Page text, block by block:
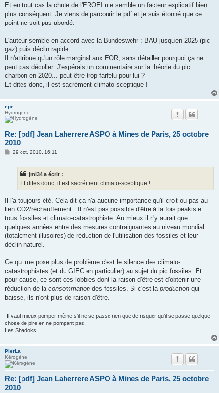
Et en tout cas la chute de l'EROEI me semble un facteur explicatif bien
plus conséquent. Je viens de parcourir le pdf et je suis étonné que ce
point ne soit pas abordé.
L'auteur semble en accord avec la Bundeswehr : BAU jusqu'en 2025 (pic
gaz) puis déclin rapide.
Il n'attribue qu'un rôle marginal aux EOR, sans détailler pourquoi ça ne
peut pas décoller. J'espérais un commentaire sur la théorie du pic
charbon en 2020... peut-être trop farfelu pour lui ?
Et dites donc, il est sacrément climato-sceptique !
epe
Hydrogène
Re: [pdf] Jean Laherrere ASPO à Mines de Paris, 25 octobre
2010
M29 oct. 2010, 16:11
jml34 a écrit :
Et dites donc, il est sacrément climato-sceptique !
Il l'a toujours été. Cela dit ça n'a aucune importance qu'il croit ou pas au
lien CO2/réchauffement : Il n'est pas possible d'être à la fois peakiste
tous fossiles et climato-catastrophiste. Au mieux il n'y aurait que
quelques années entre des mesures contraignantes au niveau mondial
(totalement illusoires) de réduction de l'utilisation des fossiles et leur
déclin naturel.
Ce qui me pose plus de problème c'est le silence des climato-
catastrophistes (et du GIEC en particulier) au sujet du pic fossiles. Et
pour cause, ce sont des lobbies dont la raison d'être est d'obtenir une
réduction de la consommation des fossiles. Si c'est la production qui
baisse, ils n'ont plus de raison d'être.
-Il vaut mieux pomper même s'il ne se passe rien que de risquer qu'il se passe quelque
chose de pire en ne pompant pas.
Les Shadoks
PierLa
Kérogène
Re: [pdf] Jean Laherrere ASPO à Mines de Paris, 25 octobre
2010